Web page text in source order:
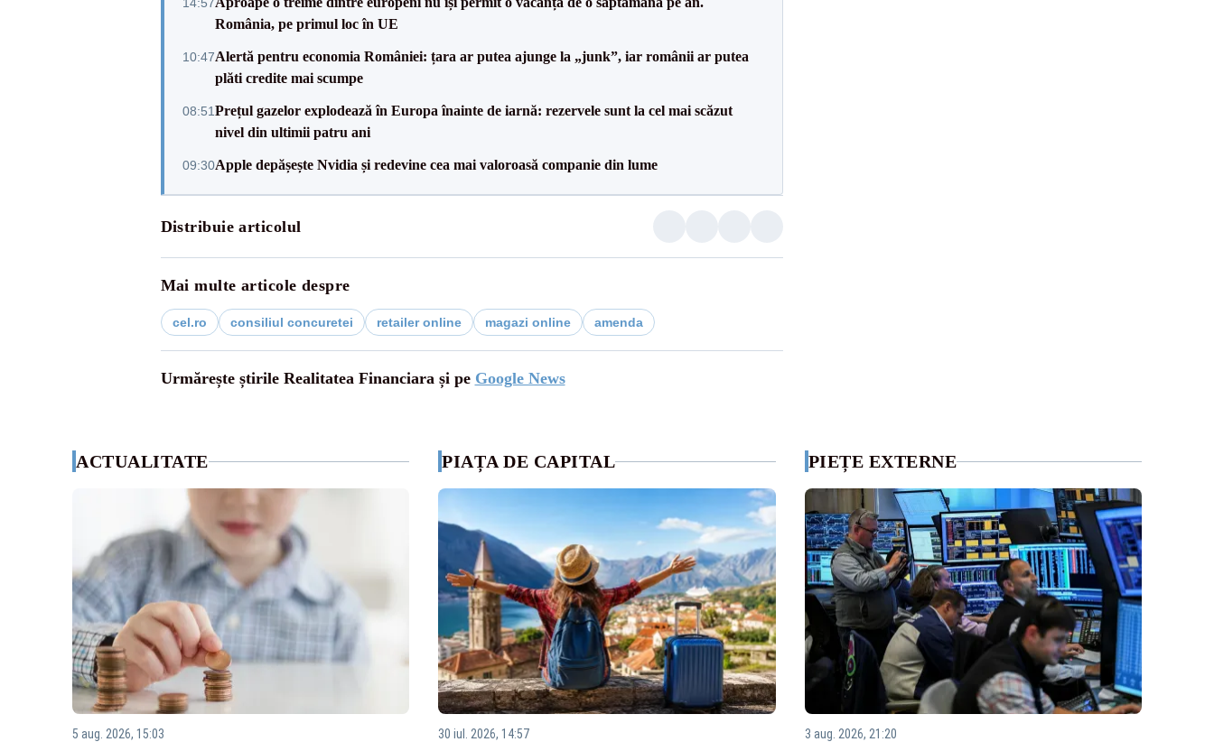
14:57
România, pe primul loc în UE
10:47Alertă pentru economia României: țara ar putea ajunge la „junk”, iar românii ar putea
plăti credite mai scumpe
08:51Prețul gazelor explodează în Europa înainte de iarnă: rezervele sunt la cel mai scăzut
nivel din ultimii patru ani
09:30Apple depășește Nvidia și redevine cea mai valoroasă companie din lume
Distribuie articolul
Mai multe articole despre
cel.ro consiliul concuretei retailer online magazi online amenda
Urmărește știrile Realitatea Financiara și pe Google News
ACTUALITATE
5 aug. 2026, 15:03
PIAȚA DE CAPITAL
30 iul. 2026, 14:57
PIEȚE EXTERNE
3 aug. 2026, 21:20